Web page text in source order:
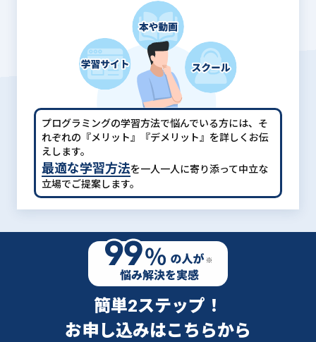
プログラミングの学習方法で悩んでいる方には、 そ
れぞれの『メリット』『デメリット』を詳しくお伝
えします。
最適な学習方法を一人一人に寄り添って中立な
立場でご提案します。
簡単2ステップ！
お申し込みはこちらから